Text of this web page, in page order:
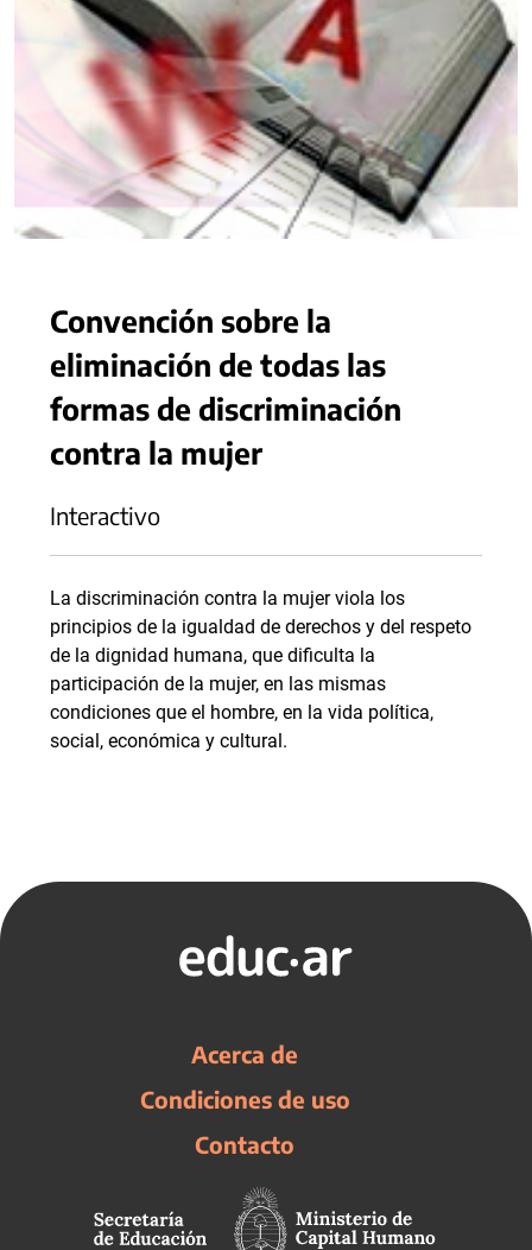
Convención sobre la
eliminación de todas las
formas de discriminación
contra la mujer
Interactivo
La discriminación contra la mujer viola los
principios de la igualdad de derechos y del respeto
de la dignidad humana, que dificulta la
participación de la mujer, en las mismas
condiciones que el hombre, en la vida política,
social, económica y cultural.
Acerca de
Condiciones de uso
Contacto